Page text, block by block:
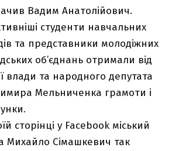
Вадим Анатолійович.
студенти навчальних
та представники молодіжних
об’єднань отримали від
влади та народного депутата
Мельниченка грамоти і
сторінці у Facebook міський
Михайло Сімашкевич так